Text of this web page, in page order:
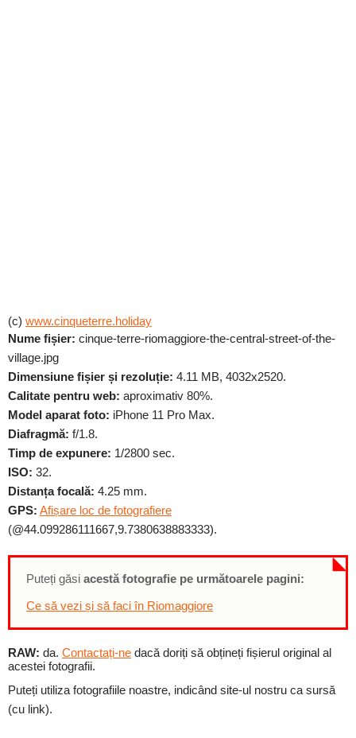
(c) www.cinqueterre.holiday
Nume fișier: cinque-terre-riomaggiore-the-central-street-of-the-
village.jpg
Dimensiune fișier și rezoluție: 4.11 MB, 4032x2520.
Calitate pentru web: aproximativ 80%.
Model aparat foto: iPhone 11 Pro Max.
Diafragmă: f/1.8.
Timp de expunere: 1/2800 sec.
ISO: 32.
Distanța focală: 4.25 mm.
GPS: Afișare loc de fotografiere
(@44.099286111667,9.7380638883333).
Puteți găsi acestă fotografie pe următoarele pagini:
Ce să vezi și să faci în Riomaggiore
RAW: da. Contactați-ne dacă doriți să obțineți fișierul original al
acestei fotografii.
Puteți utiliza fotografiile noastre, indicând site-ul nostru ca sursă
(cu link).